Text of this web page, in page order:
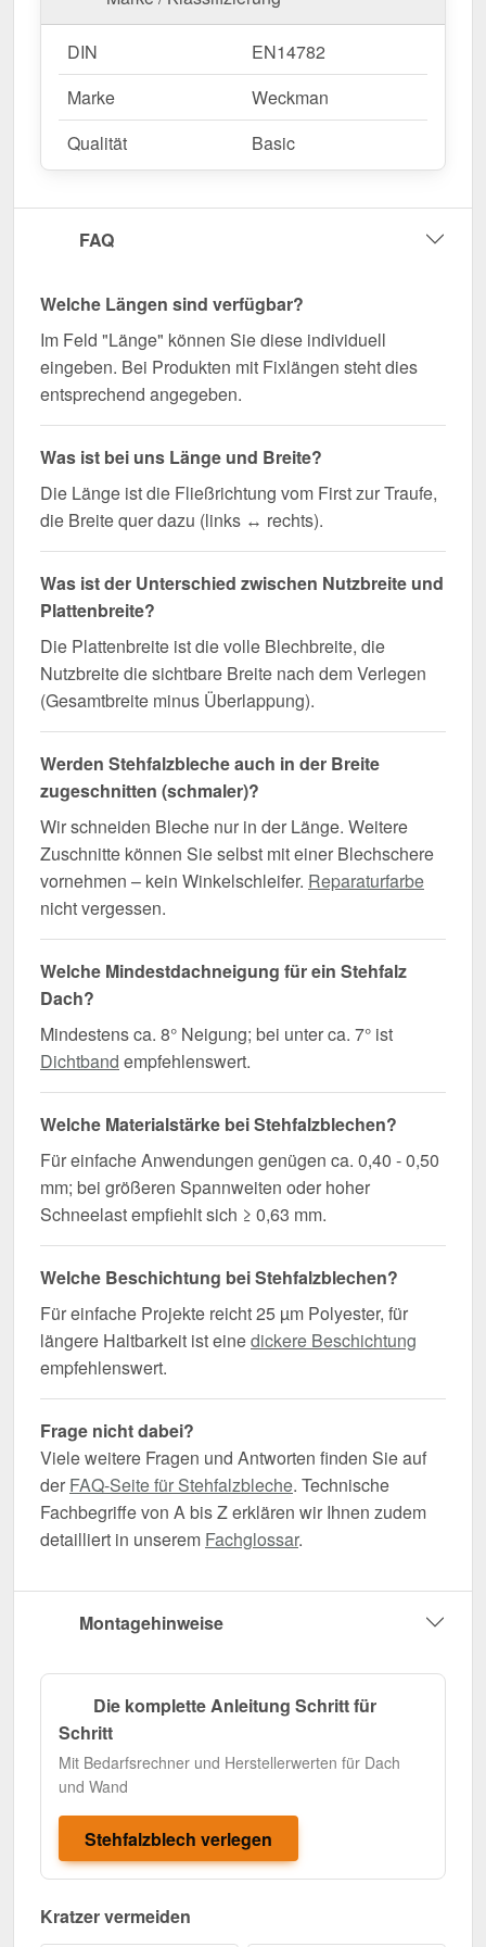
DIN
EN14782
Marke
Weckman
Qualität
Basic
FAQ
Welche Längen sind verfügbar?
Im Feld "Länge" können Sie diese individuell
eingeben. Bei Produkten mit Fixlängen steht dies
entsprechend angegeben.
Was ist bei uns Länge und Breite?
Die Länge ist die Fließrichtung vom First zur Traufe,
die Breite quer dazu (links ↔ rechts).
Was ist der Unterschied zwischen Nutzbreite und
Plattenbreite?
Die Plattenbreite ist die volle Blechbreite, die
Nutzbreite die sichtbare Breite nach dem Verlegen
(Gesamtbreite minus Überlappung).
Werden Stehfalzbleche auch in der Breite
zugeschnitten (schmaler)?
Wir schneiden Bleche nur in der Länge. Weitere
Zuschnitte können Sie selbst mit einer Blechschere
vornehmen – kein Winkelschleifer. Reparaturfarbe
nicht vergessen.
Welche Mindestdachneigung für ein Stehfalz
Dach?
Mindestens ca. 8° Neigung; bei unter ca. 7° ist
Dichtband empfehlenswert.
Welche Materialstärke bei Stehfalzblechen?
Für einfache Anwendungen genügen ca. 0,40 - 0,50
mm; bei größeren Spannweiten oder hoher
Schneelast empfiehlt sich ≥ 0,63 mm.
Welche Beschichtung bei Stehfalzblechen?
Für einfache Projekte reicht 25 µm Polyester, für
längere Haltbarkeit ist einedickere Beschichtung
empfehlenswert.
Frage nicht dabei?
Viele weitere Fragen und Antworten finden Sie auf
der FAQ-Seite für Stehfalzbleche. Technische
Fachbegriffe von A bis Z erklären wir Ihnen zudem
detailliert in unserem Fachglossar.
Montagehinweise
Die komplette Anleitung Schritt für
Schritt
Mit Bedarfsrechner und Herstellerwerten für Dach
und Wand
Stehfalzblech verlegen
Kratzer vermeiden